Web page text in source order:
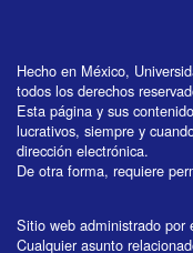
Hecho en México,
todos los derechos
Esta página y sus
lucrativos, siempre y
dirección electrónica.
De otra forma, requiere
Sitio web administrado por
Cualquier asunto